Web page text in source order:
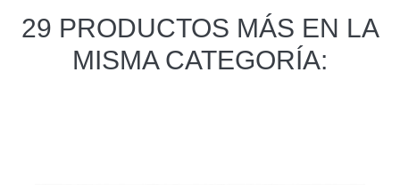
29 PRODUCTOS MÁS EN LA
MISMA CATEGORÍA: